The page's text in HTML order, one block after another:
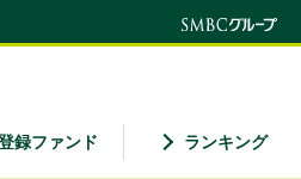
録ファンド ランキング